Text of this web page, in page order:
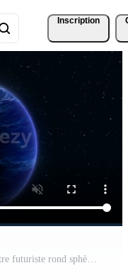
Inscription
abstrait planète réaliste bleu extra-terrestre futuriste rond sphère contre le Contexte de étoiles dans espace, vidéo 4k, 60 images par seconde Vidéo Pro